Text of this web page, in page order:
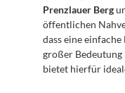
Prenzlauer Berg
öffentlichen
dass eine
großer Bedeutung
bietet hierfür